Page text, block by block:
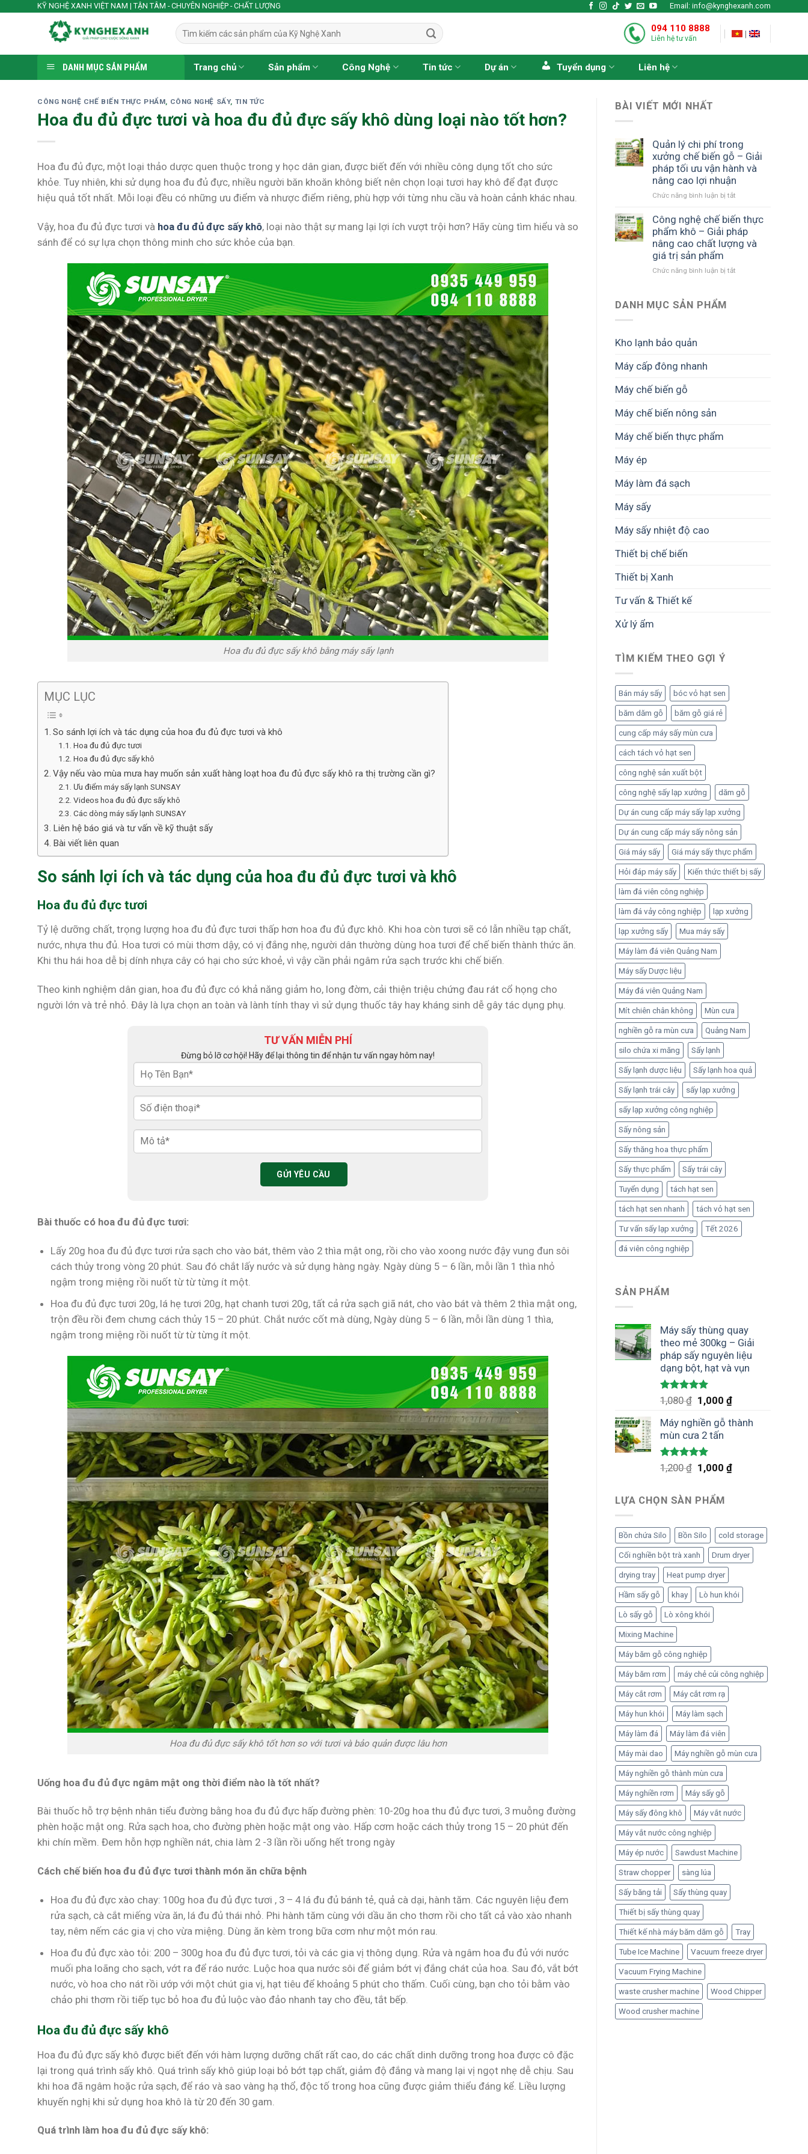
KỸ NGHỆ XANH VIỆT NAM | TẬN TÂM - CHUYÊN NGHIỆP - CHẤT LƯỢNG Email: info@kynghexanh.com
Tìm
kiếm:
094 110 8888
Liên hệ tư vấn
DANH MỤC SẢN PHẨM Trang chủ Sản phẩm Công Nghệ Tin tức Dự án Tuyển dụng Liên hệ
CÔNG NGHỆ CHẾ BIẾN THỰC PHẨM CÔNG NGHỆ SẤY, TIN TỨC
Hoa đu đủ đực tươi và hoa đu đủ đực sấy khô dùng loại nào tốt hơn?
Hoa đu đủ đực, một loại thảo dược quen thuộc trong y học dân gian, được biết đến với nhiều công dụng tốt cho sức
khỏe. Tuy nhiên, khi sử dụng hoa đu đủ đực, nhiều người băn khoăn không biết nên chọn loại tươi hay khô để đạt được
hiệu quả tốt nhất. Mỗi loại đều có những ưu điểm và nhược điểm riêng, phù hợp với từng nhu cầu và hoàn cảnh khác nhau.
Vậy, hoa đu đủ đực tươi và hoa đu đủ đực sấy khô, loại nào thật sự mang lại lợi ích vượt trội hơn? Hãy cùng tìm hiểu và so
sánh để có sự lựa chọn thông minh cho sức khỏe của bạn.
Hoa đu đủ đực sấy khô bằng máy sấy lạnh
MỤC LỤC
So sánh lợi ích và tác dụng của hoa đu đủ đực tươi và khô
Hoa đu đủ đực tươi
Hoa đu đủ đực sấy khô
Vậy nếu vào mùa mưa hay muốn sản xuất hàng loạt hoa đu đủ đực sấy khô ra thị trường cần gì?
Ưu điểm máy sấy lạnh SUNSAY
Videos hoa đu đủ đực sấy khô
Các dòng máy sấy lạnh SUNSAY
Liên hệ báo giá và tư vấn về kỹ thuật sấy
Bài viết liên quan
So sánh lợi ích và tác dụng của hoa đu đủ đực tươi và khô
Hoa đu đủ đực tươi
Tỷ lệ dưỡng chất, trọng lượng hoa đu đủ đực tươi thấp hơn hoa đu đủ đực khô. Khi hoa còn tươi sẽ có lẫn nhiều tạp chất,
nước, nhựa thu đủ. Hoa tươi có mùi thơm dậy, có vị đắng nhẹ, người dân thường dùng hoa tươi để chế biến thành thức ăn.
Khi thu hái hoa dễ bị dính nhựa cây có hại cho sức khoẻ, vì vậy cần phải ngâm rửa sạch trước khi chế biến.
Theo kinh nghiệm dân gian, hoa đu đủ đực có khả năng giảm ho, long đờm, cải thiện triệu chứng đau rát cổ họng cho
người lớn và trẻ nhỏ. Đây là lựa chọn an toàn và lành tính thay vì sử dụng thuốc tây hay kháng sinh dễ gây tác dụng phụ.
TƯ VẤN MIỄN PHÍ
Đừng bỏ lỡ cơ hội! Hãy để lại thông tin để nhận tư vấn ngay hôm nay!
Bài thuốc có hoa đu đủ đực tươi:
Lấy 20g hoa đu đủ đực tươi rửa sạch cho vào bát, thêm vào 2 thìa mật ong, rồi cho vào xoong nước đậy vung đun sôi
cách thủy trong vòng 20 phút. Sau đó chắt lấy nước và sử dụng hàng ngày. Ngày dùng 5 – 6 lần, mỗi lần 1 thìa nhỏ
ngậm trong miệng rồi nuốt từ từ từng ít một.
Hoa đu đủ đực tươi 20g, lá hẹ tươi 20g, hạt chanh tươi 20g, tất cả rửa sạch giã nát, cho vào bát và thêm 2 thìa mật ong,
trộn đều rồi đem chưng cách thủy 15 – 20 phút. Chắt nước cốt mà dùng, Ngày dùng 5 – 6 lần, mỗi lần dùng 1 thìa,
ngậm trong miệng rồi nuốt từ từ từng ít một.
Hoa đu đủ đực sấy khô tốt hơn so với tươi và bảo quản được lâu hơn
Uống hoa đu đủ đực ngâm mật ong thời điểm nào là tốt nhất?
Bài thuốc hỗ trợ bệnh nhân tiểu đường bằng hoa đu đủ đực hấp đường phèn: 10-20g hoa thu đủ đực tươi, 3 muỗng đường
phèn hoặc mật ong. Rửa sạch hoa, cho đường phèn hoặc mật ong vào. Hấp cơm hoặc cách thủy trong 15 – 20 phút đến
khi chín mềm. Đem hỗn hợp nghiền nát, chia làm 2 -3 lần rồi uống hết trong ngày
Cách chế biến hoa đu đủ đực tươi thành món ăn chữa bệnh
Hoa đu đủ đực xào chay: 100g hoa đu đủ đực tươi , 3 – 4 lá đu đủ bánh tẻ, quả cà dại, hành tăm. Các nguyên liệu đem
rửa sạch, cà cắt miếng vừa ăn, lá đu đủ thái nhỏ. Phi hành tăm cùng với dầu ăn cho thơm rồi cho tất cả vào xào nhanh
tay, nêm nếm các gia vị cho vừa miệng. Dùng ăn kèm trong bữa cơm như một món rau.
Hoa đu đủ đực xào tỏi: 200 – 300g hoa đu đủ đực tươi, tỏi và các gia vị thông dụng. Rửa và ngâm hoa đu đủ với nước
muối pha loãng cho sạch, vớt ra để ráo nước. Luộc hoa qua nước sôi để giảm bớt vị đắng chát của hoa. Sau đó, vắt bớt
nước, vò hoa cho nát rồi ướp với một chút gia vị, hạt tiêu để khoảng 5 phút cho thấm. Cuối cùng, bạn cho tỏi bằm vào
chảo phi thơm rồi tiếp tục bỏ hoa đu đủ luộc vào đảo nhanh tay cho đều, tắt bếp.
Hoa đu đủ đực sấy khô
Hoa đu đủ đực sấy khô được biết đến với hàm lượng dưỡng chất rất cao, do các chất dinh dưỡng trong hoa được cô đặc
lại trong quá trình sấy khô. Quá trình sấy khô giúp loại bỏ bớt tạp chất, giảm độ đắng và mang lại vị ngọt nhẹ dễ chịu. Sau
khi hoa đã ngâm hoặc rửa sạch, để ráo và sao vàng hạ thổ, độc tố trong hoa cũng được giảm thiểu đáng kể. Liều lượng
khuyến nghị khi sử dụng hoa khô là từ 20 đến 30 gam.
Quá trình làm hoa đu đủ đực sấy khô:
BÀI VIẾT MỚI NHẤT
Quản lý chi phí trong
xưởng chế biến gỗ – Giải
pháp tối ưu vận hành và
nâng cao lợi nhuận
Chức năng bình luận bị tắt
lý
chi
phí
trong
Công nghệ chế biến thực
phẩm khô – Giải pháp
nâng cao chất lượng và
giá trị sản phẩm
Chức năng bình luận bị tắt
DANH MỤC SẢN PHẨM
Kho lạnh bảo quản
Máy cấp đông nhanh
Máy chế biến gỗ
Máy chế biến nông sản
Máy chế biến thực phẩm
Máy ép
Máy làm đá sạch
Máy sấy
Máy sấy nhiệt độ cao
Thiết bị chế biến
Thiết bị Xanh
Tư vấn & Thiết kế
Xử lý ẩm
TÌM KIẾM THEO GỢI Ý
Bán máy sấy bóc vỏ hạt sen
băm dăm gỗ băm gỗ giá rẻ
cung cấp máy sấy mùn cưa
cách tách vỏ hạt sen
công nghệ sản xuất bột
công nghệ sấy lạp xưởng dăm gỗ
Dự án cung cấp máy sấy lạp xưởng
Dự án cung cấp máy sấy nông sản
Giá máy sấy Giá máy sấy thực phẩm
Hỏi đáp máy sấy Kiến thức thiết bị sấy
làm đá viên công nghiệp
làm đá vảy công nghiệp lạp xưởng
lạp xưởng sấy Mua máy sấy
Máy làm đá viên Quảng Nam
Máy sấy Dược liệu
Máy đá viên Quảng Nam
Mít chiên chân không Mùn cưa
nghiền gỗ ra mùn cưa Quảng Nam
silo chứa xi măng Sấy lạnh
Sấy lạnh dược liệu Sấy lạnh hoa quả
Sấy lạnh trái cây sấy lạp xưởng
sấy lạp xưởng công nghiệp
Sấy nông sản
Sấy thăng hoa thực phẩm
Sấy thực phẩm Sấy trái cây
Tuyển dụng tách hạt sen
tách hạt sen nhanh tách vỏ hạt sen
Tư vấn sấy lạp xưởng Tết 2026
đá viên công nghiệp
SẢN PHẨM
Máy sấy thùng quay
theo mẻ 300kg – Giải
pháp sấy nguyên liệu
dạng bột, hạt và vụn
Được xếp
hạng
5.00
5 sao
1,080₫ Giá
là:
1,080 ₫.
1,000₫Giá
tại
Máy nghiền gỗ thành
mùn cưa 2 tấn
Được xếp
hạng
5.00
1,200₫ Giá
1,200 ₫.
1,000₫Giá
LỰA CHỌN SÀN PHẨM
Bồn chứa Silo Bồn Silo cold storage
Cối nghiền bột trà xanh Drum dryer
drying tray Heat pump dryer
Hầm sấy gỗ khay Lò hun khói
Lò sấy gỗ Lò xông khói
Mixing Machine
Máy băm gỗ công nghiệp
Máy băm rơm máy chẻ củi công nghiệp
Máy cắt rơm Máy cắt rơm rạ
Máy hun khói Máy làm sạch
Máy làm đá Máy làm đá viên
Máy mài dao Máy nghiền gỗ mùn cưa
Máy nghiền gỗ thành mùn cưa
Máy nghiền rơm Máy sấy gỗ
Máy sấy đông khô Máy vắt nước
Máy vắt nước công nghiệp
Máy ép nước Sawdust Machine
Straw chopper sàng lúa
Sấy băng tải Sấy thùng quay
Thiết bị sấy thùng quay
Thiết kế nhà máy băm dăm gỗ Tray
Tube Ice Machine Vacuum freeze dryer
Vacuum Frying Machine
waste crusher machine Wood Chipper
Wood crusher machine